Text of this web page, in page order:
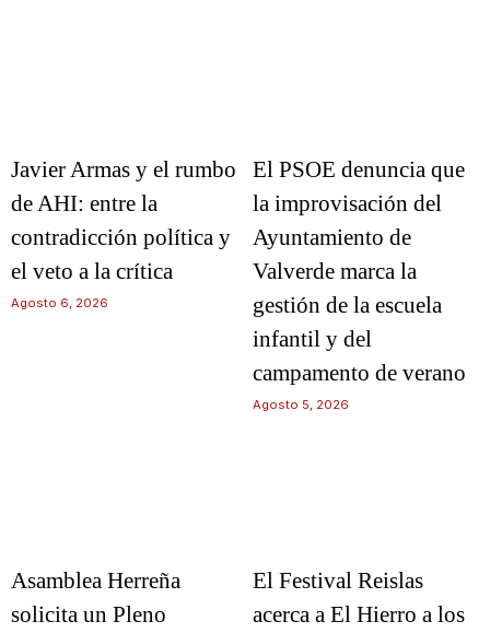
Javier Armas y el rumbo
de AHI: entre la
contradicción política y
el veto a la crítica
Agosto 6, 2026
El PSOE denuncia que
la improvisación del
Ayuntamiento de
Valverde marca la
gestión de la escuela
infantil y del
campamento de verano
Agosto 5, 2026
Asamblea Herreña
solicita un Pleno
El Festival Reislas
acerca a El Hierro a los